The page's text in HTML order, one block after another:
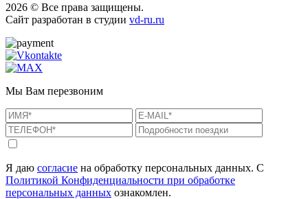
2026 © Все права защищены.
Сайт разработан в студии vd-ru.ru
Мы Вам перезвоним
Я даю согласие на обработку персональных данных. С
Политикой Конфиденциальности при обработке
персональных данных ознакомлен.